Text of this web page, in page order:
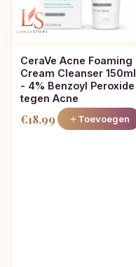
CeraVe Acne Foaming
Cream Cleanser 150ml
- 4% Benzoyl Peroxide
tegen Acne
€18,99 Toevoegen